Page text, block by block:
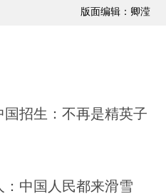
版面编辑：卿滢
国招生：不再是精英子
：中国人民都来滑雪